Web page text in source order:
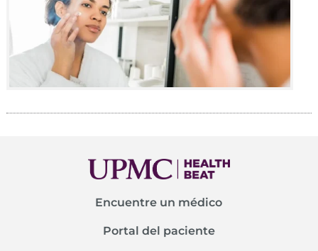
Encuentre un médico
Portal del paciente